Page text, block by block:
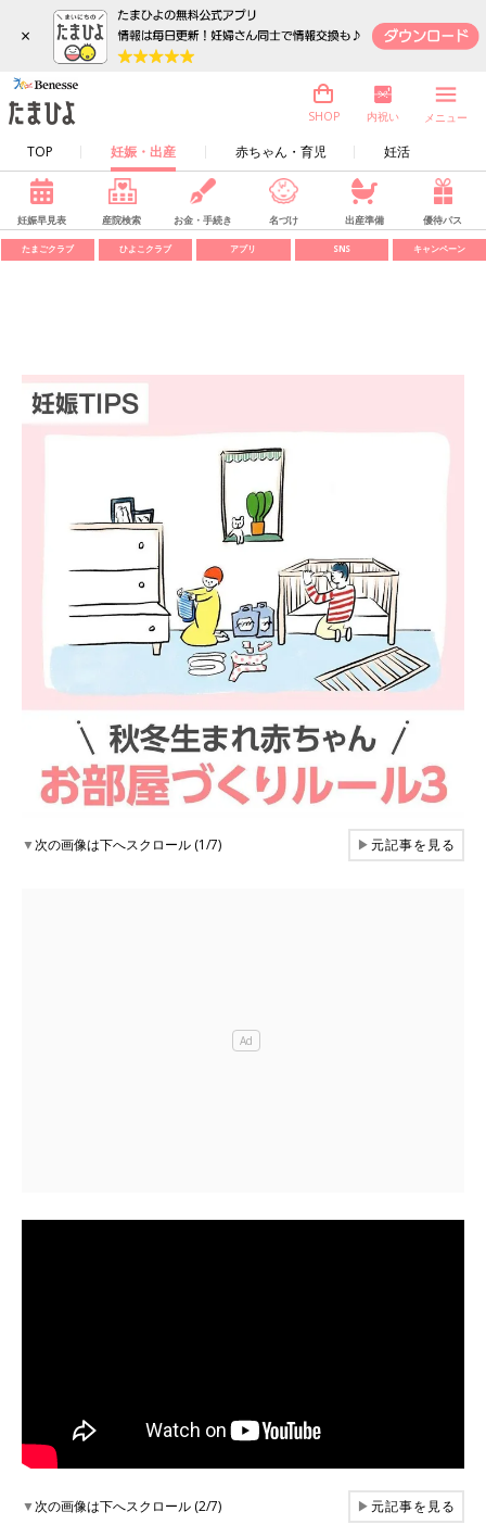
×
TOP 妊娠・出産 赤ちゃん・育児 妊活
SHOP 内祝い メニュー
妊娠早見表 産院検索 お金・手続き 名づけ 出産準備 優待パス
たまごクラブ ひよこクラブ アプリ SNS キャンペーン
▼次の画像は下へスクロール (1/7) ▶元記事を見る
▼次の画像は下へスクロール (2/7) ▶元記事を見る